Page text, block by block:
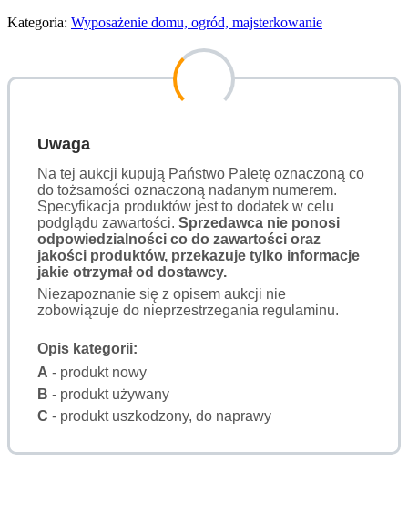
Kategoria: Wyposażenie domu, ogród, majsterkowanie
Uwaga
Na tej aukcji kupują Państwo Paletę oznaczoną co
do tożsamości oznaczoną nadanym numerem.
Specyfikacja produktów jest to dodatek w celu
podglądu zawartości. Sprzedawca nie ponosi
odpowiedzialności co do zawartości oraz
jakości produktów, przekazuje tylko informacje
jakie otrzymał od dostawcy.
Niezapoznanie się z opisem aukcji nie
zobowiązuje do nieprzestrzegania regulaminu.
Opis kategorii:
A - produkt nowy
B - produkt używany
C - produkt uszkodzony, do naprawy